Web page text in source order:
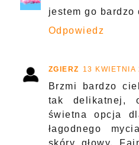
jestem go bardzo
Odpowiedz
ZGIERZ 13
Brzmi bardzo
tak delikatnej,
świetna opcja
łagodnego
skóry głowy.